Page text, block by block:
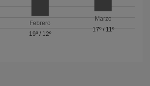
Febrero
19º/ 12º
Marzo
17º/ 11º